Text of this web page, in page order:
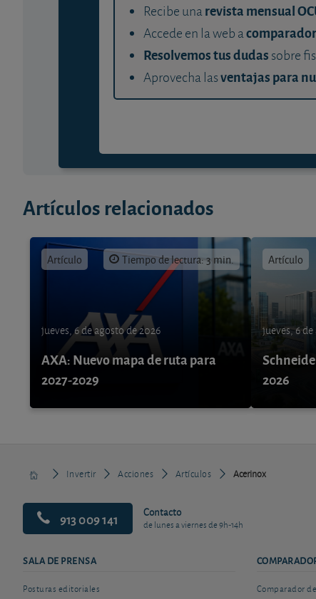
Recibe unarevista mensual
Accede en la web a
Resolvemos tus dudas sobre
Aprovecha lasventajas para
Artículos relacionados
Artículo Tiempo de lectura: 3 min.
jueves, 6 de agosto de 2026
AXA: Nuevo mapa de ruta para
2027-2029
Artículo
jueves, 6
2026
Invertir Acciones Artículos Acerinox
913 009 141 Contacto
de lunes a viernes de 9h-14h
SALA DE PRENSA
Posturas editoriales Comparador